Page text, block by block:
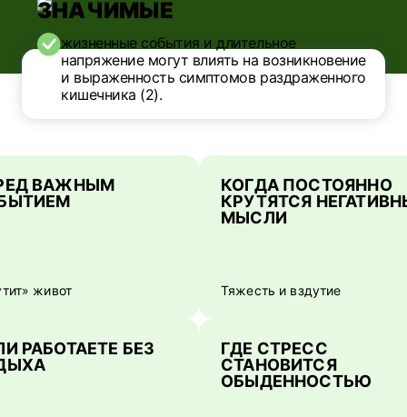
ЗНАЧИМЫЕ
жизненные события и длительное
напряжение могут влиять на возникновение
и выраженность симптомов раздраженного
кишечника (2).
ВАЖНЫМ
живот
КОГДА ПОСТОЯННО
КРУТЯТСЯ
МЫСЛИ
Тяжесть и вздутие
РАБОТАЕТЕ БЕЗ
ГДЕ СТРЕСС
СТАНОВИТСЯ
ОБЫДЕННОСТЬЮ